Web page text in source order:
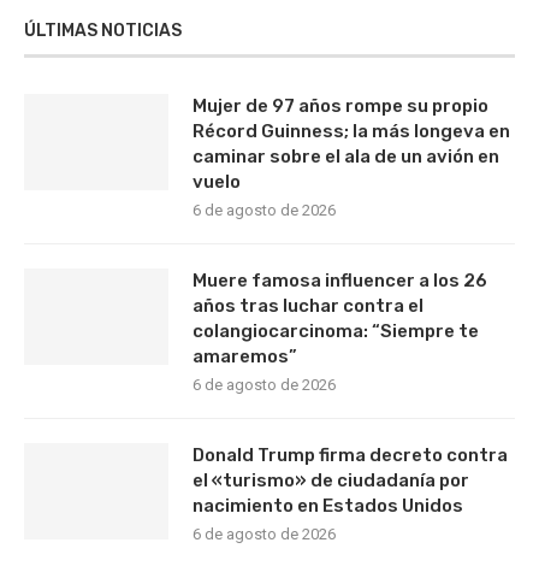
ÚLTIMAS NOTICIAS
Mujer de 97 años rompe su propio
Récord Guinness; la más longeva en
caminar sobre el ala de un avión en
vuelo
6 de agosto de 2026
Muere famosa influencer a los 26
años tras luchar contra el
colangiocarcinoma: “Siempre te
amaremos”
6 de agosto de 2026
Donald Trump firma decreto contra
el «turismo» de ciudadanía por
nacimiento en Estados Unidos
6 de agosto de 2026